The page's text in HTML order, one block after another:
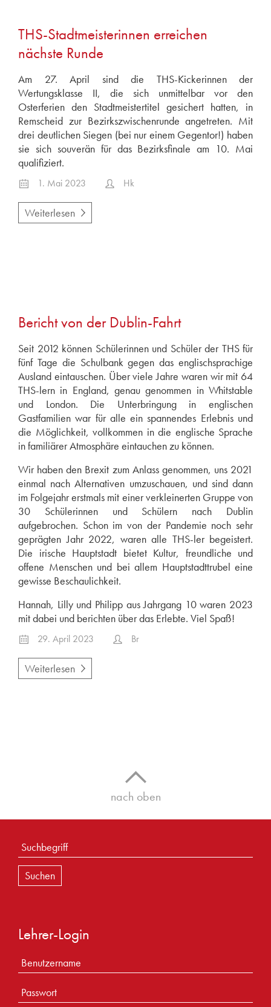
THS-Stadtmeisterinnen erreichen
nächste Runde
Am 27. April sind die THS-Kickerinnen der
Wertungsklasse II, die sich unmittelbar vor den
Osterferien den Stadtmeistertitel gesichert hatten, in
Remscheid zur Bezirkszwischenrunde angetreten. Mit
drei deutlichen Siegen (bei nur einem Gegentor!) haben
sie sich souverän für das Bezirksfinale am 10. Mai
qualifiziert.
1. Mai 2023 Hk
Weiterlesen
Bericht von der Dublin-Fahrt
Seit 2012 können Schülerinnen und Schüler der THS für
fünf Tage die Schulbank gegen das englischsprachige
Ausland eintauschen. Über viele Jahre waren wir mit 64
THS-lern in England, genau genommen in Whitstable
und London. Die Unterbringung in englischen
Gastfamilien war für alle ein spannendes Erlebnis und
die Möglichkeit, vollkommen in die englische Sprache
in familiärer Atmosphäre eintauchen zu können.
Wir haben den Brexit zum Anlass genommen, uns 2021
einmal nach Alternativen umzuschauen, und sind dann
im Folgejahr erstmals mit einer verkleinerten Gruppe von
30 Schülerinnen und Schülern nach Dublin
aufgebrochen. Schon im von der Pandemie noch sehr
geprägten Jahr 2022, waren alle THS-ler begeistert.
Die irische Hauptstadt bietet Kultur, freundliche und
offene Menschen und bei allem Hauptstadttrubel eine
gewisse Beschaulichkeit.
Hannah, Lilly und Philipp aus Jahrgang 10 waren 2023
mit dabei und berichten über das Erlebte. Viel Spaß!
29. April 2023 Br
Weiterlesen
nach oben
Lehrer-Login